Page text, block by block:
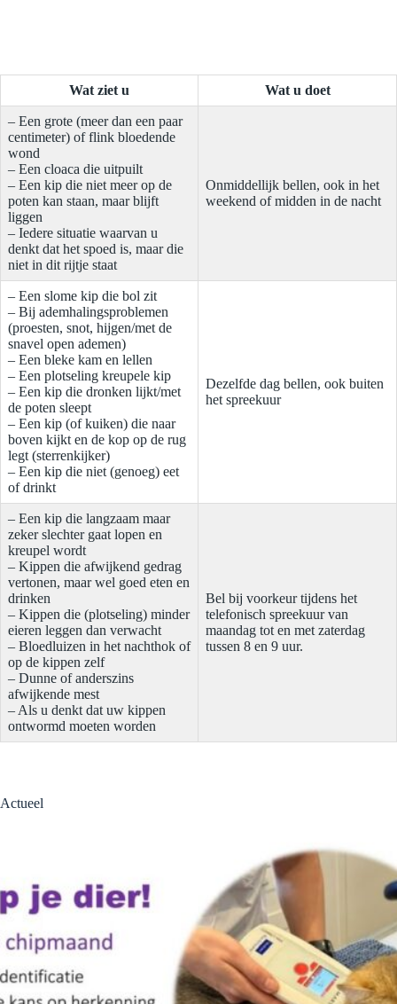
Wat ziet u Wat u doet
– Een grote (meer dan een paar
centimeter) of flink bloedende
wond
– Een cloaca die uitpuilt
– Een kip die niet meer op de
poten kan staan, maar blijft
liggen
– Iedere situatie waarvan u
denkt dat het spoed is, maar die
niet in dit rijtje staat
Onmiddellijk bellen, ook in het
weekend of midden in de nacht
– Een slome kip die bol zit
– Bij ademhalingsproblemen
(proesten, snot, hijgen/met de
snavel open ademen)
– Een bleke kam en lellen
– Een plotseling kreupele kip
– Een kip die dronken lijkt/met
de poten sleept
– Een kip (of kuiken) die naar
boven kijkt en de kop op de rug
legt (sterrenkijker)
– Een kip die niet (genoeg) eet
of drinkt
Dezelfde dag bellen, ook buiten
het spreekuur
– Een kip die langzaam maar
zeker slechter gaat lopen en
kreupel wordt
– Kippen die afwijkend gedrag
vertonen, maar wel goed eten en
drinken
– Kippen die (plotseling) minder
eieren leggen dan verwacht
– Bloedluizen in het nachthok of
op de kippen zelf
– Dunne of anderszins
afwijkende mest
– Als u denkt dat uw kippen
ontwormd moeten worden
Bel bij voorkeur tijdens het
telefonisch spreekuur van
maandag tot en met zaterdag
tussen 8 en 9 uur.
Actueel